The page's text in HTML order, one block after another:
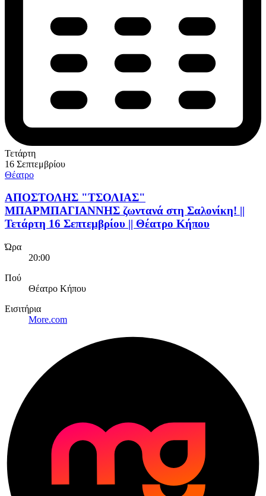
Τετάρτη
16 Σεπτεμβρίου
Θέατρο
ΑΠΟΣΤΟΛΗΣ "ΤΣΟΛΙΑΣ"
ΜΠΑΡΜΠΑΓΙΑΝΝΗΣ ζωντανά στη Σαλονίκη! ||
Τετάρτη 16 Σεπτεμβρίου || Θέατρο Κήπου
Ώρα
20:00
Πού
Θέατρο Κήπου
Εισιτήρια
More.com